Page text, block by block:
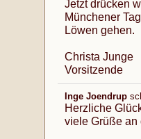
Jetzt drücken
Münchener
Löwen gehen.
Christa Junge
Vorsitzende
Inge Joendrup
Herzliche
viele Grüße an